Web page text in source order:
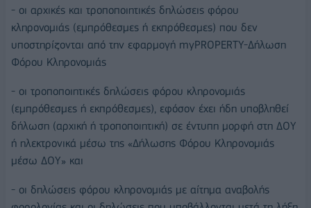
- οι αρχικές και τροποποιητικές δηλώσεις φόρου
κληρονομιάς (εμπρόθεσμες ή εκπρόθεσμες) που δεν
υποστηρίζονται από την εφαρμογή myPROPERTY-Δήλωση
Φόρου Κληρονομιάς
- οι τροποποιητικές δηλώσεις φόρου κληρονομιάς
(εμπρόθεσμες ή εκπρόθεσμες), εφόσον έχει ήδη υποβληθεί
δήλωση (αρχική ή τροποποιητική) σε έντυπη μορφή στη ΔΟΥ
ή ηλεκτρονικά μέσω της «Δήλωσης Φόρου Κληρονομιάς
μέσω ΔΟΥ» και
- οι δηλώσεις φόρου κληρονομιάς με αίτημα αναβολής